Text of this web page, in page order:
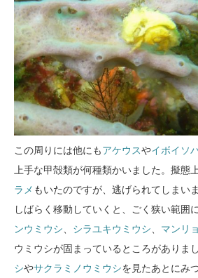
この周りには他にもアケウスやイボイソ
上手な甲殻類が何種類かいました。擬態
ラメ もいたのですが、逃げられてしまいま
しばらく移動していくと、ごく狭い範囲
ンウミウシ、 シラユキウミウシ、 マンリ
ウミウシが固まっているところがありま
シやサクラミノウミウシを見たあとにみ